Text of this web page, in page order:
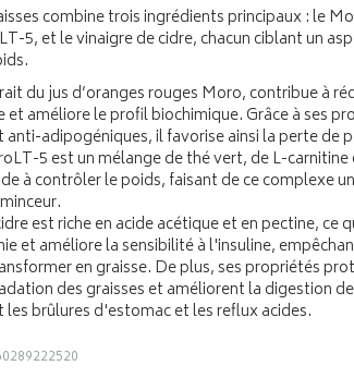
combine trois ingrédients principaux : le
5, et le vinaigre de cidre, chacun ciblant un
du jus d’oranges rouges Moro, contribue à
et améliore le profil biochimique. Grâce à ses
adipogéniques, il favorise ainsi la perte de
5 est un mélange de thé vert, de L-
à contrôler le poids, faisant de ce complexe
est riche en acide acétique et en pectine, ce
et améliore la sensibilité à l'insuline,
en graisse. De plus, ses propriétés
des graisses et améliorent la digestion
brûlures d'estomac et les reflux acides.